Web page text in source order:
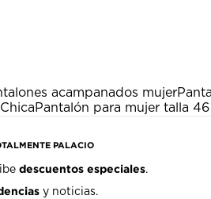
acampanados mujer
Pantalón para mujer talla 46
PALACIO
descuentos especiales.
y noticias.